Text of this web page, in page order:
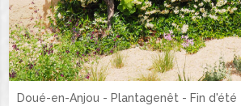
Doué-en-Anjou - Plantagenêt - Fin d'été